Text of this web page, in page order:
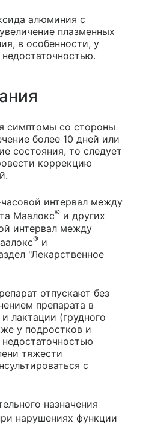
алюминия с
плазменных
в особенности, у
симптомы со стороны
более 10 дней или
состояния, то следует
коррекцию
интервал между
Маалокс® и других
интервал между
® и
"Лекарственное
отпускают без
препарата в
лактации (грудного
у подростков и
тяжести
с
назначения
нарушениях функции